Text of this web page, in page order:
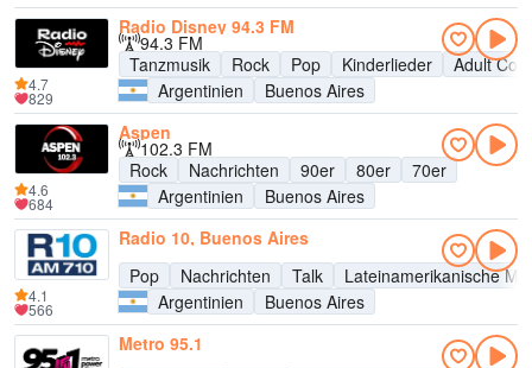
Radio Disney 94.3 FM
94.3 FM
Tanzmusik
Rock Pop Kinderlieder
Adult
Argentinien
Buenos Aires
4.7
829
Aspen
102.3 FM
Rock
Nachrichten 90er 80er
70er
Argentinien
Buenos Aires
4.6
684
Radio 10, Buenos Aires
Pop
Nachrichten Talk
Lateinamerikanische
Argentinien
Buenos Aires
4.1
566
Metro 95.1